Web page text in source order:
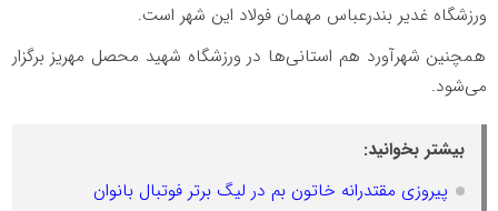
ورزشگاه غدیر بندرعباس مهمان فولاد این شهر است.
همچنین شهرآورد هم استانی‌ها در ورزشگاه شهید محصل مهریز برگزار
می‌شود.
بیشتر بخوانید:
پیروزی مقتدرانه خاتون بم در لیگ برتر فوتبال بانوان